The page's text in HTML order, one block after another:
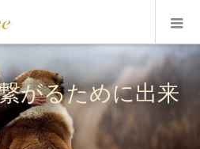
がるために出来